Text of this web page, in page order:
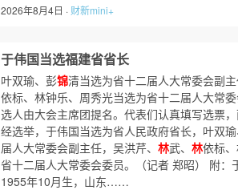
2026年8月4日 · 财新mini+
于伟国当选福建省省长
叶双瑜、彭锦清当选为省十二届人大常委会副主
依标、林钟乐、周秀光当选为省十二届人大常
选人由大会主席团提名。代表们认真填写选票，
经选举，于伟国当选为省人民政府省长，叶双
届人大常委会副主任，吴洪芹、 林武、 林依标
省十二届人大常委会委员。（记者 郑昭） 附：
1955年10月生，山东……